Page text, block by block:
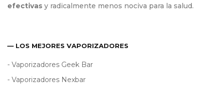
efectivas y radicalmente menos nociva para la salud.
— LOS MEJORES VAPORIZADORES
- Vaporizadores Geek Bar
- Vaporizadores Nexbar